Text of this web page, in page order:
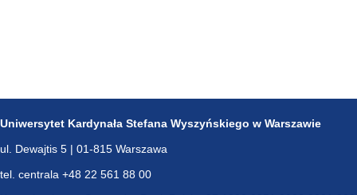
Uniwersytet Kardynała Stefana Wyszyńskiego w Warszawie
ul. Dewajtis 5 | 01-815 Warszawa
tel. centrala +48 22 561 88 00